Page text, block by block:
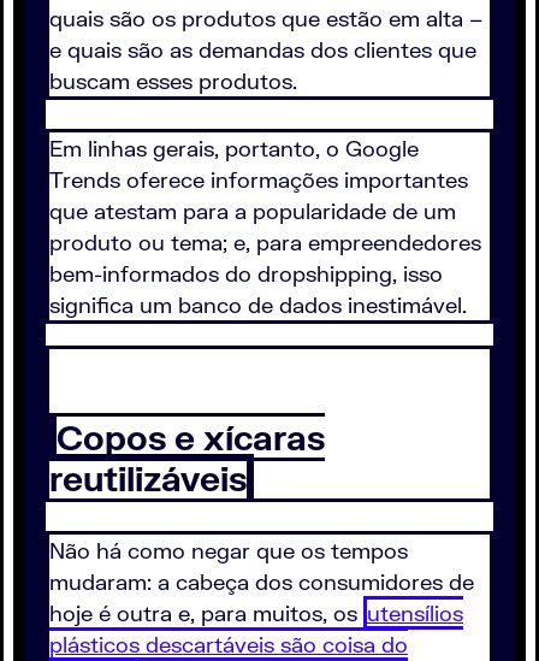
quais são os produtos que estão em alta –
e quais são as demandas dos clientes que
buscam esses produtos.
Em linhas gerais, portanto, o Google
Trends oferece informações importantes
que atestam para a popularidade de um
produto ou tema; e, para empreendedores
bem-informados do dropshipping, isso
significa um banco de dados inestimável.
Copos e xícaras
reutilizáveis
Não há como negar que os tempos
mudaram: a cabeça dos consumidores de
hoje é outra e, para muitos, os utensílios
plásticos descartáveis são coisa do